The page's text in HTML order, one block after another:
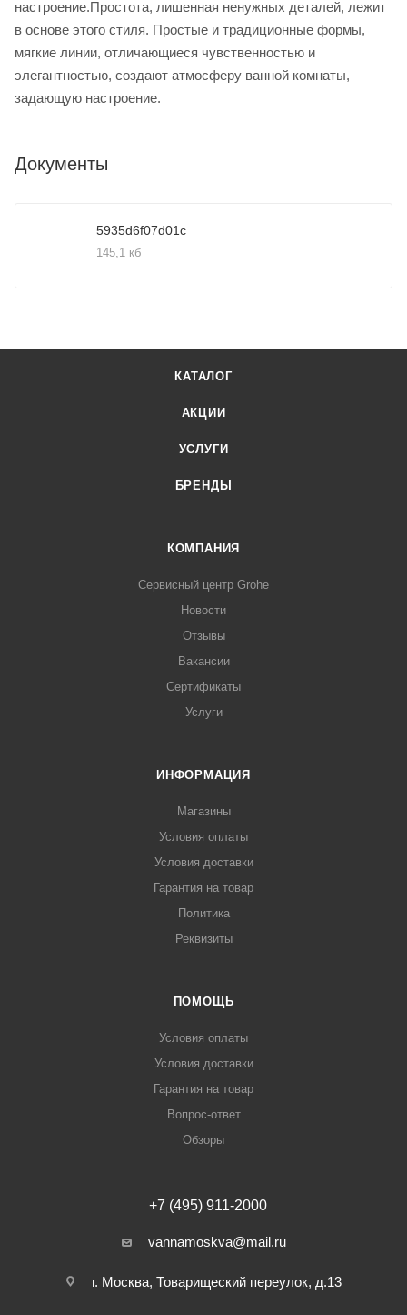
настроение.Простота, лишенная ненужных деталей, лежит
в основе этого стиля. Простые и традиционные формы,
мягкие линии, отличающиеся чувственностью и
элегантностью, создают атмосферу ванной комнаты,
задающую настроение.
Документы
5935d6f07d01c
145,1 кб
КАТАЛОГ
АКЦИИ
УСЛУГИ
БРЕНДЫ
КОМПАНИЯ
Сервисный центр Grohe
Новости
Отзывы
Вакансии
Сертификаты
Услуги
ИНФОРМАЦИЯ
Магазины
Условия оплаты
Условия доставки
Гарантия на товар
Политика
Реквизиты
ПОМОЩЬ
Условия оплаты
Условия доставки
Гарантия на товар
Вопрос-ответ
Обзоры
+7 (495) 911-2000
vannamoskva@mail.ru
г. Москва, Товарищеский переулок, д.13